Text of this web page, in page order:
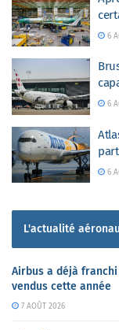
6
6
6
L'actualité
Airbus a déjà
vendus cette année
7 AOÛT 2026